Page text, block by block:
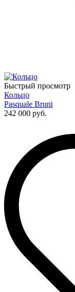
Быстрый просмотр
Кольцо
Pasquale Bruni
242 000 руб.